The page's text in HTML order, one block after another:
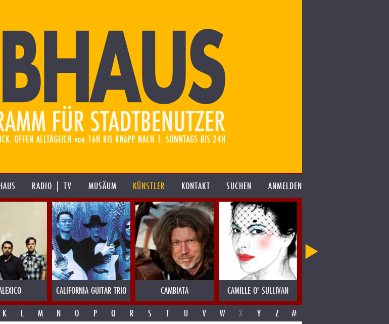
RADIO | TV MUSÄUM KÜNSTLER KONTAKT SUCHEN ANMELDEN
CALIFORNIA GUITAR TRIO CAMBIATA CAMILLE O' SULLIVAN
K L M N O P Q R S T U V W X Y Z #